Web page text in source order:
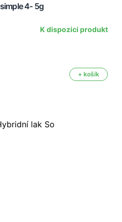
4- 5g
K dispozici produkt
+ košík